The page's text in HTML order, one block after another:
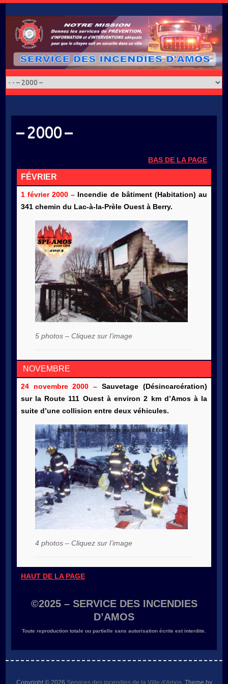
content
– 2000 –
BAS DE LA PAGE
FÉVRIER
1 février 2000 – Incendie de bâtiment (Habitation) au
341 chemin du Lac-à-la-Prèle Ouest à Berry.
5 photos – Cliquez sur l’image
NOVEMBRE
24 novembre 2000 –Sauvetage (Désincarcération)
sur la Route 111 Ouest à environ 2 km d’Amos à la
suite d’une collision entre deux véhicules.
4 photos – Cliquez sur l’image
HAUT DE LA PAGE
©2025 – SERVICE DES INCENDIES
D’AMOS
Toute reproduction totale ou partielle sans autorisation écrite est interdite
Copyright © 2026 Services des incendies de la Ville d'Amos. Theme by